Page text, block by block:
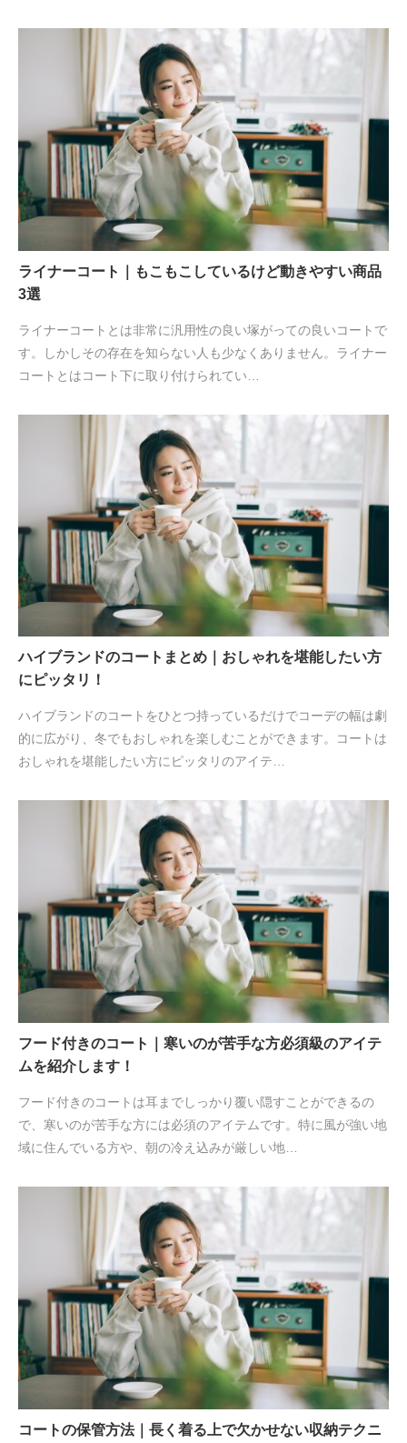
ライナーコート｜もこもこしているけど動きやすい商品
3選
ライナーコートとは非常に汎用性の良い塚がっての良いコートで
す。しかしその存在を知らない人も少なくありません。ライナー
コートとはコート下に取り付けられてい…
ハイブランドのコートまとめ｜おしゃれを堪能したい方
にピッタリ！
ハイブランドのコートをひとつ持っているだけでコーデの幅は劇
的に広がり、冬でもおしゃれを楽しむことができます。コートは
おしゃれを堪能したい方にピッタリのアイテ…
フード付きのコート｜寒いのが苦手な方必須級のアイテ
ムを紹介します！
フード付きのコートは耳までしっかり覆い隠すことができるの
で、寒いのが苦手な方には必須のアイテムです。特に風が強い地
域に住んでいる方や、朝の冷え込みが厳しい地…
コートの保管方法｜長く着る上で欠かせない収納テクニ